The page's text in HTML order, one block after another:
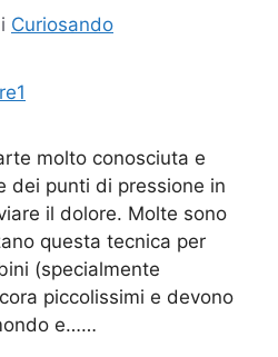
Curiosando
molto conosciuta e
dei punti di pressione in
il dolore. Molte sono
questa tecnica per
(specialmente
piccolissimi e devono
e……